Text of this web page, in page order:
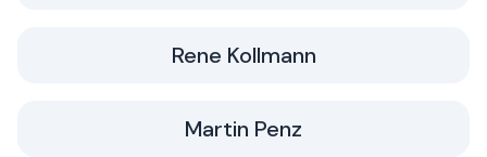
Rene Kollmann
Martin Penz